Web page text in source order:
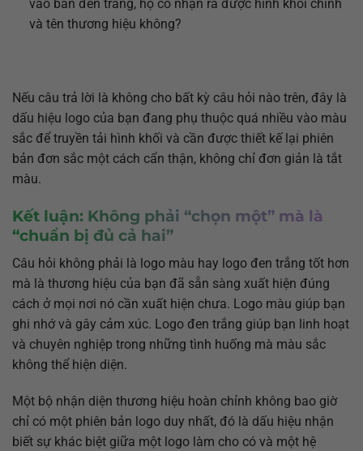
vào bản đen trắng, họ có nhận ra được hình khối chính
và tên thương hiệu không?
Nếu câu trả lời là không cho bất kỳ câu hỏi nào trên, đây là
dấu hiệu logo của bạn đang phụ thuộc quá nhiều vào màu
sắc để truyền tải hình khối và cần được thiết kế lại phiên
bản đơn sắc một cách cẩn thận, không chỉ đơn giản là tắt
màu.
Kết luận: Không phải “chọn một” mà là
“chuẩn bị đủ cả hai”
Câu hỏi không phải là logo màu hay logo đen trắng tốt hơn
mà là thương hiệu của bạn đã sẵn sàng xuất hiện đúng
cách ở mọi nơi nó cần xuất hiện chưa. Logo màu giúp bạn
ghi nhớ và gây cảm xúc. Logo đen trắng giúp bạn linh hoạt
và chuyên nghiệp trong những tình huống mà màu sắc
không thể hiện diện.
Một bộ nhận diện thương hiệu hoàn chỉnh không bao giờ
chỉ có một phiên bản logo duy nhất, đó là dấu hiệu nhận
biết sự khác biệt giữa một logo làm cho có và một hệ